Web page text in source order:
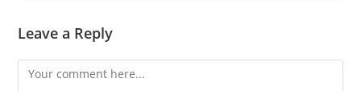
Leave a Reply
Comment